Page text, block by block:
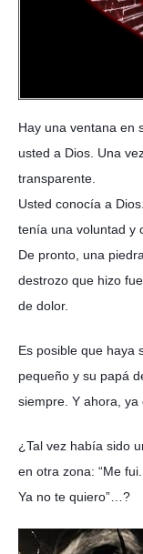
Hay una ventana en
usted a Dios. Una
transparente.
Usted conocía a
tenía una voluntad y
De pronto, una
destrozo que hizo
de dolor.
Es posible que haya
pequeño y su papá
siempre. Y ahora,
¿Tal vez había sido
en otra zona: “Me
Ya no te quiero”…?